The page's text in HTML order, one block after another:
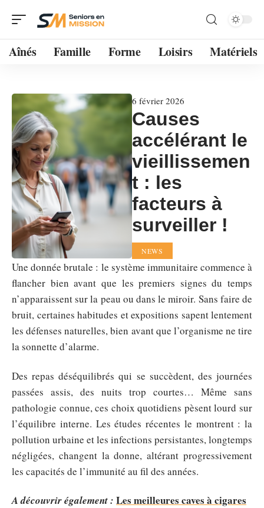
Aînés Famille Forme Loisirs Matériels
6 février 2026
Causes
accélérant le
vieillissemen
t : les
facteurs à
surveiller !
NEWS
Une donnée brutale : le système immunitaire commence à
flancher bien avant que les premiers signes du temps
n’apparaissent sur la peau ou dans le miroir. Sans faire de
bruit, certaines habitudes et expositions sapent lentement
les défenses naturelles, bien avant que l’organisme ne tire
la sonnette d’alarme.
Des repas déséquilibrés qui se succèdent, des journées
passées assis, des nuits trop courtes… Même sans
pathologie connue, ces choix quotidiens pèsent lourd sur
l’équilibre interne. Les études récentes le montrent : la
pollution urbaine et les infections persistantes, longtemps
négligées, changent la donne, altérant progressivement
les capacités de l’immunité au fil des années.
A découvrir également : Les meilleures caves à cigares